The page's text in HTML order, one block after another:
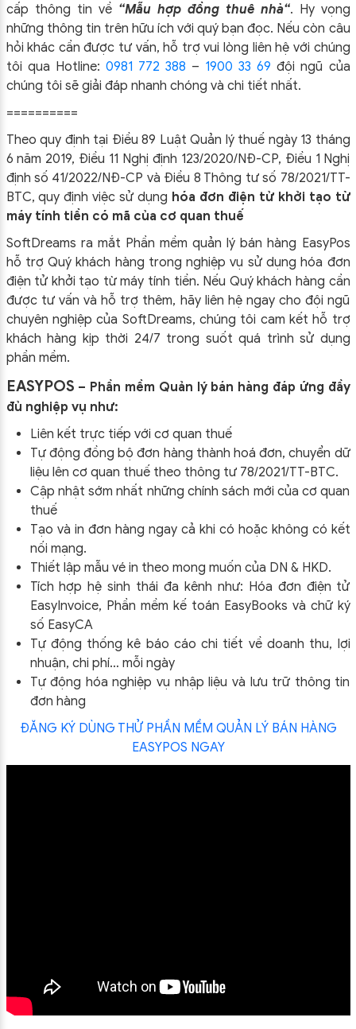
cấp thông tin về “Mẫu hợp đồng thuê nhà“. Hy vọng
những thông tin trên hữu ích với quý bạn đọc. Nếu còn câu
hỏi khác cần được tư vấn, hỗ trợ vui lòng liên hệ với chúng
tôi qua Hotline: 0981 772 388 – 1900 33 69 đội ngũ của
chúng tôi sẽ giải đáp nhanh chóng và chi tiết nhất.
==========
Theo quy định tại Điều 89 Luật Quản lý thuế ngày 13 tháng
6 năm 2019, Điều 11 Nghị định 123/2020/NĐ-CP, Điều 1 Nghị
định số 41/2022/NĐ-CP và Điều 8 Thông tư số 78/2021/TT-
BTC, quy định việc sử dụng hóa đơn điện tử khởi tạo từ
máy tính tiền có mã của cơ quan thuế
SoftDreams ra mắt Phần mềm quản lý bán hàng EasyPos
hỗ trợ Quý khách hàng trong nghiệp vụ sử dụnghóa đơn
điện tử khởi tạo từ máy tính tiền. Nếu Quý khách hàng cần
được tư vấn và hỗ trợ thêm, hãy liên hệ ngay cho đội ngũ
chuyên nghiệp của SoftDreams, chúng tôi cam kết hỗ trợ
khách hàng kịp thời 24/7 trong suốt quá trình sử dụng
phần mềm.
EASYPOS – Phần mềm Quản lý bán hàng đáp ứng đầy
đủ nghiệp vụ như:
Liên kết trực tiếp với cơ quan thuế
Tự động đồng bộ đơn hàng thành hoá đơn, chuyển dữ
liệu lên cơ quan thuế theo thông tư 78/2021/TT-BTC.
Cập nhật sớm nhất những chính sách mới của cơ quan
thuế
Tạo và in đơn hàng ngay cả khi có hoặc không có kết
nối mạng.
Thiết lập mẫu vé in theo mong muốn của DN & HKD.
Tích hợp hệ sinh thái đa kênh như: Hóa đơn điện tử
EasyInvoice, Phần mềm kế toán EasyBooks và chữ ký
số EasyCA
Tự động thống kê báo cáo chi tiết về doanh thu, lợi
nhuận, chi phí… mỗi ngày
Tự động hóa nghiệp vụ nhập liệu và lưu trữ thông tin
đơn hàng
ĐĂNG KÝ DÙNG THỬ PHẦN MỀM QUẢN LÝ BÁN HÀNG
EASYPOS NGAY